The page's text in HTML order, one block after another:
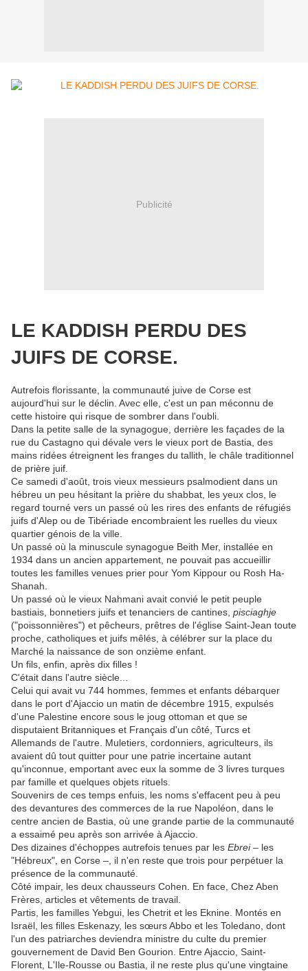
Publicité
LE KADDISH PERDU DES
JUIFS DE CORSE.
Autrefois florissante, la communauté juive de Corse est
aujourd'hui sur le déclin. Avec elle, c'est un pan méconnu de
cette histoire qui risque de sombrer dans l'oubli.
Dans la petite salle de la synagogue, derrière les façades de la
rue du Castagno qui dévale vers le vieux port de Bastia, des
mains ridées étreignent les franges du tallith, le châle traditionnel
de prière juif.
Ce samedi d'août, trois vieux messieurs psalmodient dans un
hébreu un peu hésitant la prière du shabbat, les yeux clos, le
regard tourné vers un passé où les rires des enfants de réfugiés
juifs d'Alep ou de Tibériade encombraient les ruelles du vieux
quartier génois de la ville.
Un passé où la minuscule synagogue Beith Mer, installée en
1934 dans un ancien appartement, ne pouvait pas accueillir
toutes les familles venues prier pour Yom Kippour ou Rosh Ha-
Shanah.
Un passé où le vieux Nahmani avait convié le petit peuple
bastiais, bonnetiers juifs et tenanciers de cantines, pisciaghje
("poissonnières") et pêcheurs, prêtres de l'église Saint-Jean toute
proche, catholiques et juifs mêlés, à célébrer sur la place du
Marché la naissance de son onzième enfant.
Un fils, enfin, après dix filles !
C'était dans l'autre siècle...
Celui qui avait vu 744 hommes, femmes et enfants débarquer
dans le port d'Ajaccio un matin de décembre 1915, expulsés
d'une Palestine encore sous le joug ottoman et que se
disputaient Britanniques et Français d'un côté, Turcs et
Allemands de l'autre. Muletiers, cordonniers, agriculteurs, ils
avaient dû tout quitter pour une patrie incertaine autant
qu'inconnue, emportant avec eux la somme de 3 livres turques
par famille et quelques objets rituels.
Souvenirs de ces temps enfuis, les noms s'effacent peu à peu
des devantures des commerces de la rue Napoléon, dans le
centre ancien de Bastia, où une grande partie de la communauté
a essaimé peu après son arrivée à Ajaccio.
Des dizaines d'échoppes autrefois tenues par les Ebrei– les
"Hébreux", en Corse –, il n'en reste que trois pour perpétuer la
présence de la communauté.
Côté impair, les deux chausseurs Cohen. En face, Chez Aben
Frères, articles et vêtements de travail.
Partis, les familles Yebgui, les Chetrit et les Eknine. Montés en
Israël, les filles Eskenazy, les sœurs Abbo et les Toledano, dont
l'un des patriarches deviendra ministre du culte du premier
gouvernement de David Ben Gourion. Entre Ajaccio, Saint-
Florent, L'Ile-Rousse ou Bastia, il ne reste plus qu'une vingtaine